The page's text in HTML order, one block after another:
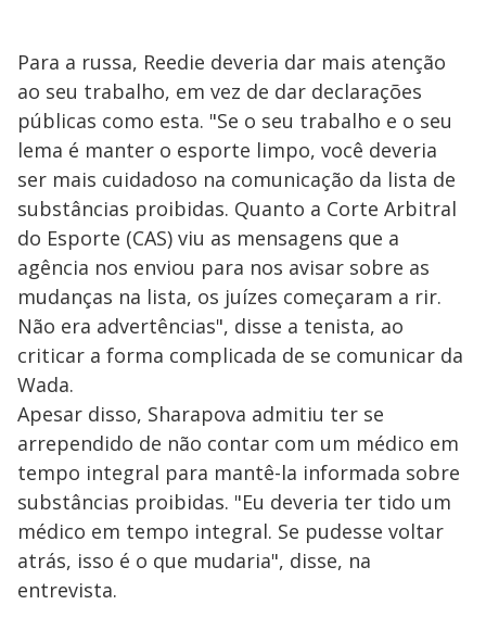
Para a russa, Reedie deveria dar mais atenção
ao seu trabalho, em vez de dar declarações
públicas como esta. "Se o seu trabalho e o seu
lema é manter o esporte limpo, você deveria
ser mais cuidadoso na comunicação da lista de
substâncias proibidas. Quanto a Corte Arbitral
do Esporte (CAS) viu as mensagens que a
agência nos enviou para nos avisar sobre as
mudanças na lista, os juízes começaram a rir.
Não era advertências", disse a tenista, ao
criticar a forma complicada de se comunicar da
Wada.
Apesar disso, Sharapova admitiu ter se
arrependido de não contar com um médico em
tempo integral para mantê-la informada sobre
substâncias proibidas. "Eu deveria ter tido um
médico em tempo integral. Se pudesse voltar
atrás, isso é o que mudaria", disse, na
entrevista.